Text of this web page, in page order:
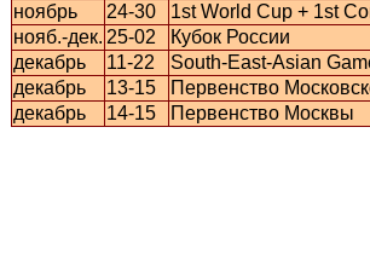
ноябрь
24-30 1st World Cup + 1st
нояб.-дек. 25-02 Кубок России
декабрь
11-22
South-East-Asian
декабрь
13-15 Первенство
декабрь
14-15 Первенство Москвы